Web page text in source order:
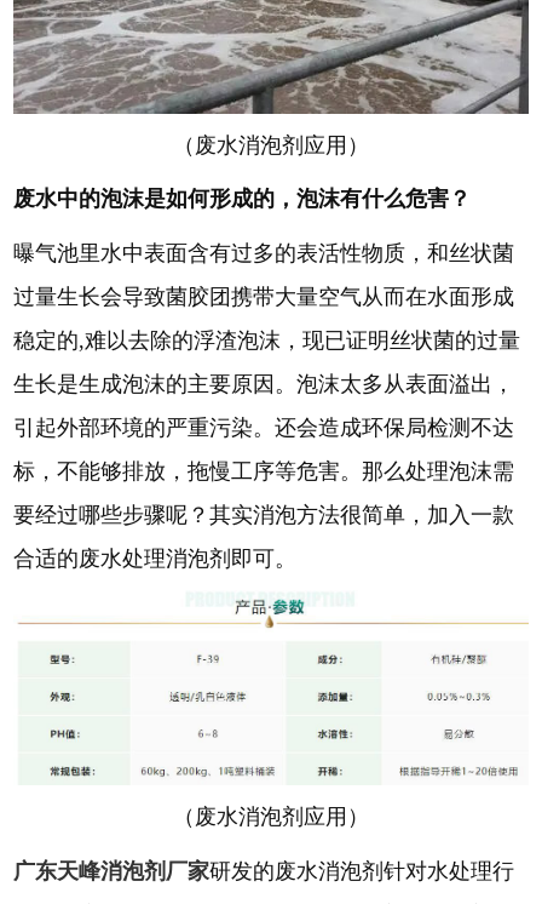
（废水消泡剂应用）
废水中的泡沫是如何形成的，泡沫有什么危害？
曝气池里水中表面含有过多的表活性物质，和丝状菌
过量生长会导致菌胶团携带大量空气从而在水面形成
稳定的,难以去除的浮渣泡沫，现已证明丝状菌的过量
生长是生成泡沫的主要原因。泡沫太多从表面溢出，
引起外部环境的严重污染。还会造成环保局检测不达
标，不能够排放，拖慢工序等危害。那么处理泡沫需
要经过哪些步骤呢？其实消泡方法很简单，加入一款
合适的废水处理消泡剂即可。
（废水消泡剂应用）
广东天峰消泡剂厂家研发的废水消泡剂针对水处理行